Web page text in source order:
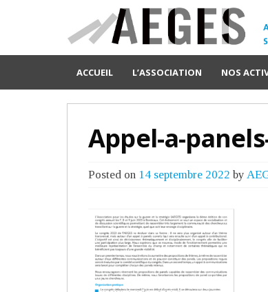
ACCUEIL L’ASSOCIATION NOS
Appel-a-
Posted on 14 septembre 2022 by